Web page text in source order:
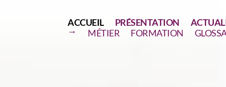
ACCUEIL PRÉSENTATION
MÉTIER
FORMATION
→